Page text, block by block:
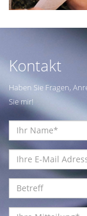
Kontakt
Haben Sie Fragen,
Sie mir!